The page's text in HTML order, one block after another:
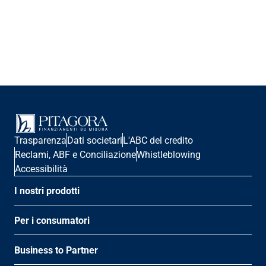
TrasparenzaDati societariL'ABC del credito
Reclami, ABF e ConciliazioneWhistleblowing
Accessibilità
I nostri prodotti
Per i consumatori
Business to Partner